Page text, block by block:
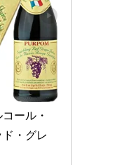
ール・
・グレ